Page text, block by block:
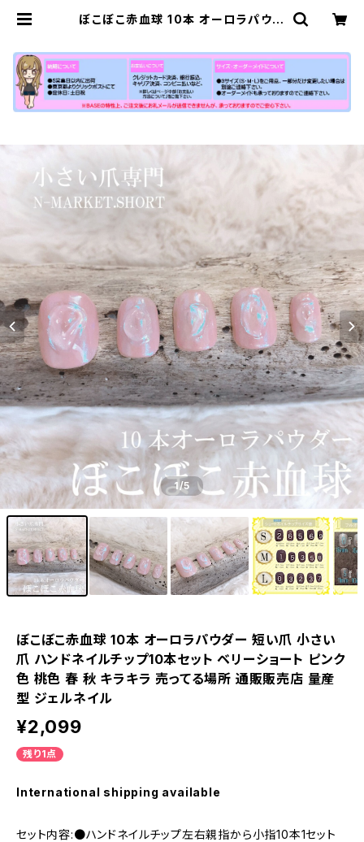
ぼこぼこ赤血球 10本 オーロラパウダ
色 桃色 春 秋 キラキラ 売ってる場所
通販販売店 量産型 ジェルネイル |
【公式】小さい爪ショートネイルチップ
専門店N-MARKET-SHORT
1/5
ぼこぼこ赤血球 10本 オーロラパウダー 短い爪 小さい
爪 ハンドネイルチップ10本セット ベリーショート ピンク
色 桃色 春 秋 キラキラ 売ってる場所 通販販売店 量産
型 ジェルネイル
¥2,099
残り1点
International shipping available
セット内容:●ハンドネイルチップ左右親指から小指10本1セット